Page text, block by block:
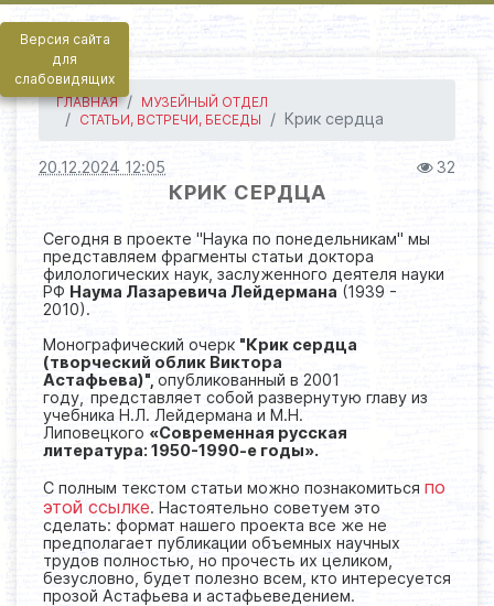
Версия сайта
для
слабовидящих
ГЛАВНАЯ
МУЗЕЙНЫЙ ОТДЕЛ
СТАТЬИ, ВСТРЕЧИ, БЕСЕДЫ
Крик сердца
20.12.2024 12:05 32
КРИК СЕРДЦА
Сегодня в проекте "Наука по понедельникам" мы
представляем фрагменты статьи доктора
филологических наук, заслуженного деятеля науки
РФ Наума Лазаревича Лейдермана (1939 -
2010).
Монографический очерк "Крик сердца
(творческий облик Виктора
Астафьева)", опубликованный в 2001
году, представляет собой развернутую главу из
учебника Н.Л. Лейдермана и М.Н.
Липовецкого «Современная русская
литература: 1950-1990-е годы».
С полным текстом статьи можно познакомиться по
этой ссылке. Настоятельно советуем это
сделать: формат нашего проекта все же не
предполагает публикации объемных научных
трудов полностью, но прочесть их целиком,
безусловно, будет полезно всем, кто интересуется
прозой Астафьева и астафьеведением.